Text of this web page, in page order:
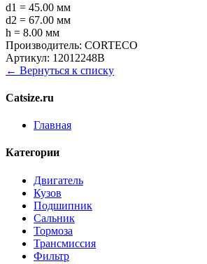
d1 = 45.00 мм
d2 = 67.00 мм
h = 8.00 мм
Производитель: CORTECO
Артикул: 12012248B
← Вернуться к списку
Catsize.ru
Главная
Категории
Двигатель
Кузов
Подшипник
Сальник
Тормоза
Трансмиссия
Фильтр